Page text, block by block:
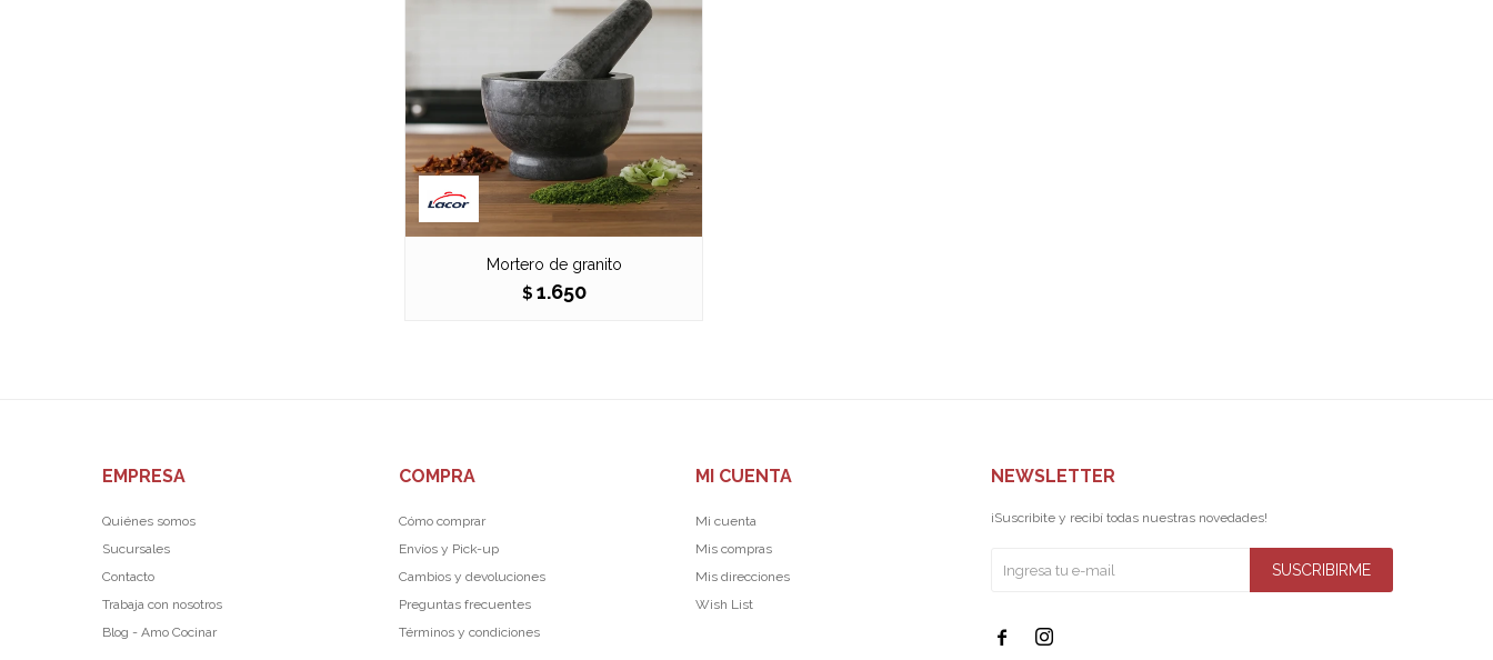
Mortero de granito
$ 1.650
EMPRESA
Quiénes somos
Sucursales
Contacto
Trabaja con nosotros
Blog - Amo Cocinar
COMPRA
Cómo comprar
Envíos y Pick-up
Cambios y devoluciones
Preguntas frecuentes
Términos y condiciones
MI CUENTA
Mi cuenta
Mis compras
Mis direcciones
Wish List
NEWSLETTER
¡Suscribite y recibí todas nuestras novedades!
SUSCRIBIRME
 